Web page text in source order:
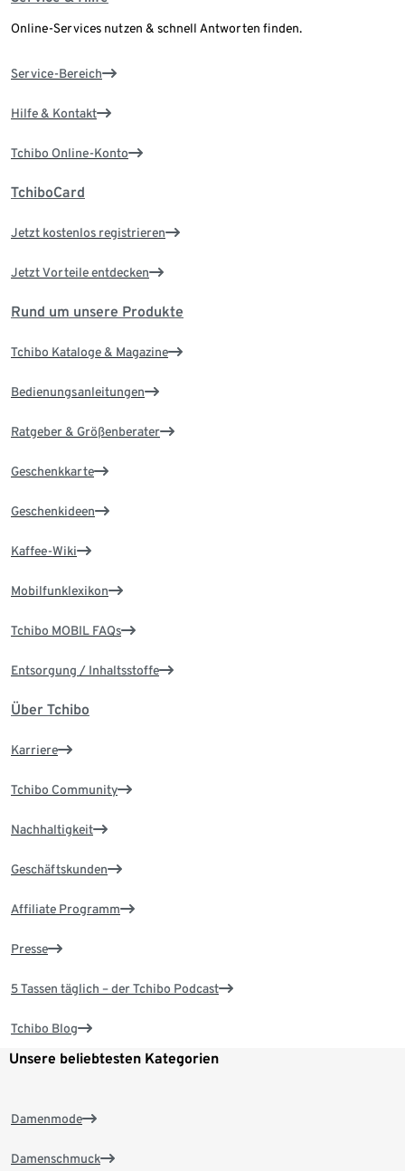
Online-Services nutzen & schnell Antworten finden.
Service-Bereich
Hilfe & Kontakt
Tchibo Online-Konto
TchiboCard
Jetzt kostenlos registrieren
Jetzt Vorteile entdecken
Rund um unsere Produkte
Tchibo Kataloge & Magazine
Bedienungsanleitungen
Ratgeber & Größenberater
Geschenkkarte
Geschenkideen
Kaffee-Wiki
Mobilfunklexikon
Tchibo MOBIL FAQs
Entsorgung / Inhaltsstoffe
Über Tchibo
Karriere
Tchibo Community
Nachhaltigkeit
Geschäftskunden
Affiliate Programm
Presse
5 Tassen täglich – der Tchibo Podcast
Tchibo Blog
Unsere beliebtesten Kategorien
Damenmode
Damenschmuck